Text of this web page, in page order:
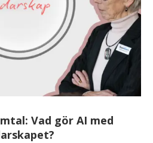
Vad gör AI med